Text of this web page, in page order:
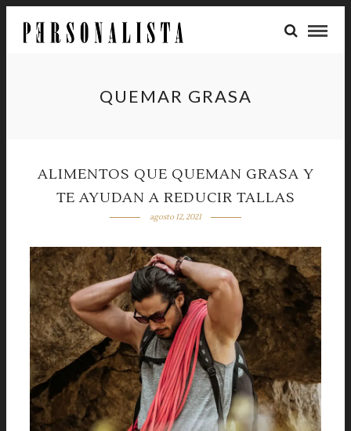
QUEMAR GRASA
ALIMENTOS QUE QUEMAN GRASA Y
TE AYUDAN A REDUCIR TALLAS
agosto 12, 2021